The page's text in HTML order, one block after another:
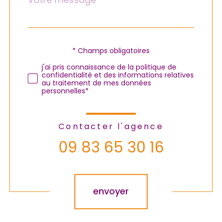
défaut
*
Validation* Champs obligatoires
j'ai pris connaissance de la politique de
confidentialité et des informations relatives
au traitement de mes données
personnelles*
Contacter l'agence
09 83 65 30 16
envoyer